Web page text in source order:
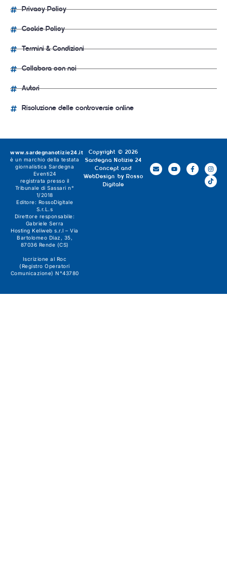
Privacy Policy
Cookie Policy
Termini & Condizioni
Collabora con noi
Autori
Risoluzione delle controversie online
Copyright © 2026
Sardegna Notizie 24
Concept and
WebDesign by Rosso
Digitale
www.sardegnanotizie24.it
è un marchio della testata
giornalistica Sardegna
Eventi24
registrata presso il
Tribunale di Sassari n°
1/2018
Editore: RossoDigitale
S.r.L.s
Direttore responsabile:
Gabriele Serra
Hosting Keliweb s.r.l – Via
Bartolomeo Diaz, 35,
87036 Rende (CS)
Iscrizione al Roc
(Registro Operatori
Comunicazione) N°43780